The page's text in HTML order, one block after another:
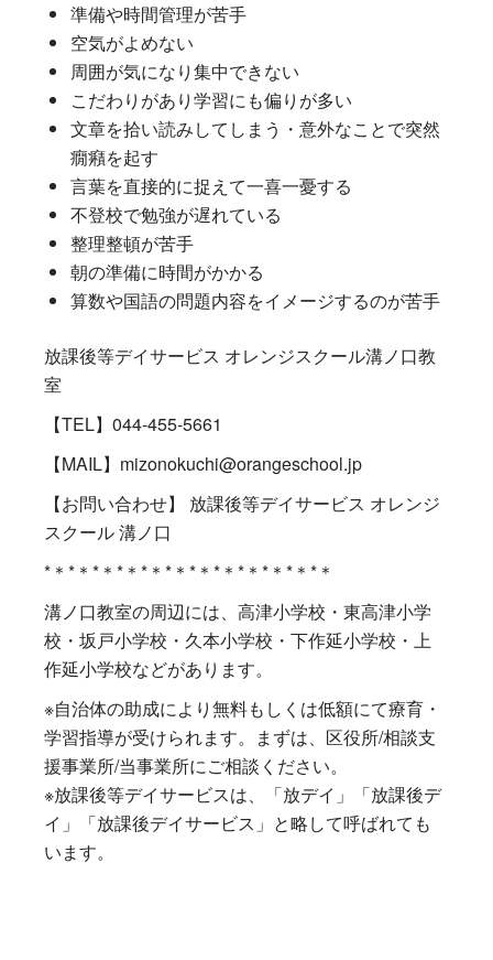
準備や時間管理が苦手
空気がよめない
周囲が気になり集中できない
こだわりがあり学習にも偏りが多い
文章を拾い読みしてしまう・意外なことで突然
癇癪を起す
言葉を直接的に捉えて一喜一憂する
不登校で勉強が遅れている
整理整頓が苦手
朝の準備に時間がかかる
算数や国語の問題内容をイメージするのが苦手
放課後等デイサービス オレンジスクール溝ノ口教
室
【TEL】044-455-5661
【MAIL】mizonokuchi@orangeschool.jp
【お問い合わせ】 放課後等デイサービス オレンジ
スクール 溝ノ口
*＊*＊*＊*＊*＊*＊*＊*＊*＊*＊*＊*＊
溝ノ口教室の周辺には、高津小学校・東高津小学
校・坂戸小学校・久本小学校・下作延小学校・上
作延小学校などがあります。
※自治体の助成により無料もしくは低額にて療育・
学習指導が受けられます。まずは、区役所/相談支
援事業所/当事業所にご相談ください。
※放課後等デイサービスは、「放デイ」「放課後デ
イ」「放課後デイサービス」と略して呼ばれても
います。